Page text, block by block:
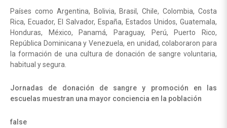
Países como Argentina, Bolivia, Brasil, Chile, Colombia, Costa
Rica, Ecuador, El Salvador, España, Estados Unidos, Guatemala,
Honduras, México, Panamá, Paraguay, Perú, Puerto Rico,
República Dominicana y Venezuela, en unidad, colaboraron para
la formación de una cultura de donación de sangre voluntaria,
habitual y segura.
Jornadas de donación de sangre y promoción en las
escuelas muestran una mayor conciencia en la población
false